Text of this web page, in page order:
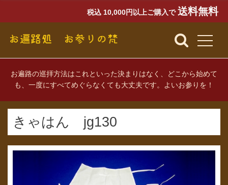
税込 10,000円以上ご購入で 送料無料
お遍路の巡拝方法はこれといった決まりはなく、どこから始めて
も、一度にすべてめぐらなくても大丈夫です。よいお参りを！
きゃはん jg130